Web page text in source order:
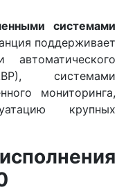
системами
поддерживает
системами
мониторинга,
крупных